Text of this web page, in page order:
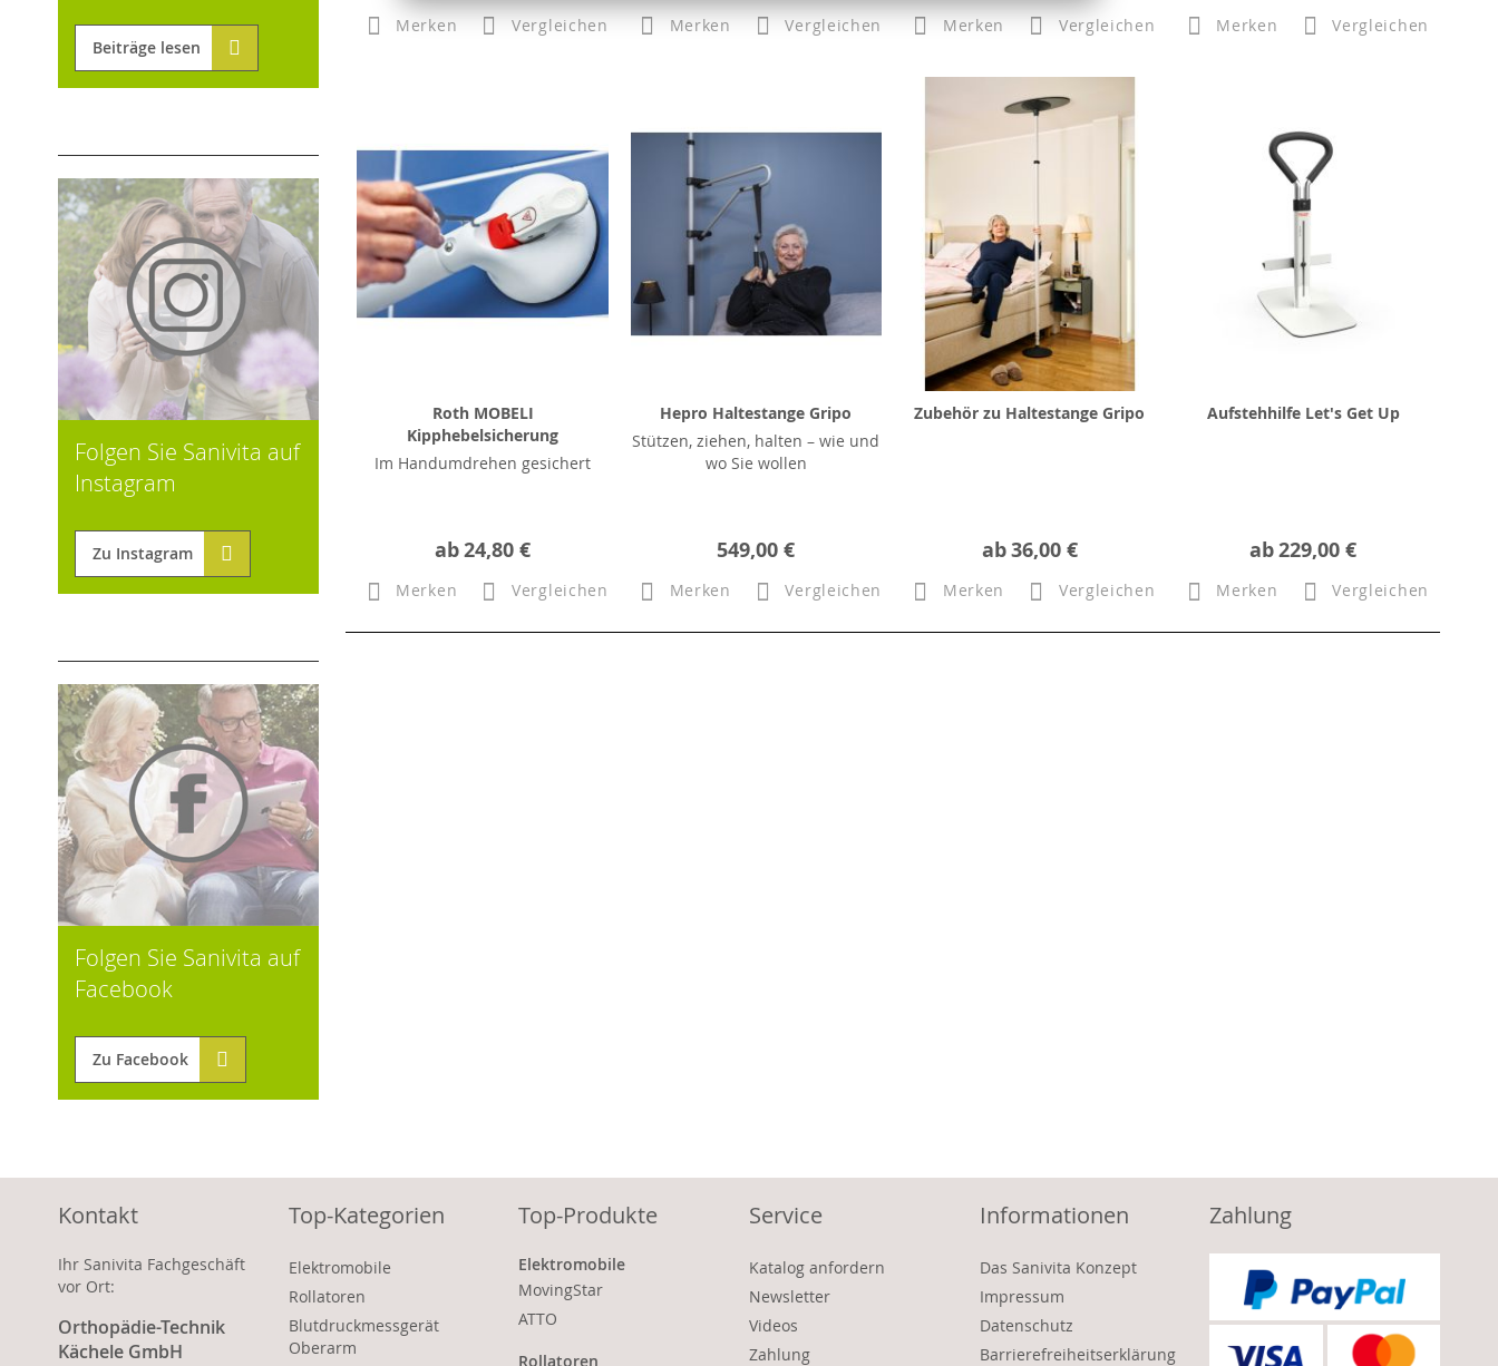
Merken Vergleichen Merken Vergleichen Merken Vergleichen Merken Vergleichen
Roth MOBELI
Kipphebelsicherung
Im Handumdrehen gesichert
ab24,80 €
Merken Vergleichen
Hepro Haltestange Gripo
Stützen, ziehen, halten – wie und
wo Sie wollen
549,00 €
Merken Vergleichen
Zubehör zu Haltestange Gripo
ab36,00 €
Merken Vergleichen
Aufstehhilfe Let's Get Up
ab229,00 €
Merken Vergleichen
Beiträge lesen
Folgen Sie Sanivita auf
Instagram
Zu Instagram
Folgen Sie Sanivita auf
Facebook
Zu Facebook
Kontakt
Ihr Sanivita Fachgeschäft
vor Ort:
Orthopädie-Technik
Kächele GmbH
Top-Kategorien
Elektromobile
Rollatoren
Blutdruckmessgerät
Oberarm
Top-Produkte
Elektromobile
MovingStar
ATTO
Rollatoren
Service
Katalog anfordern
Newsletter
Videos
Zahlung
Informationen
Das Sanivita Konzept
Impressum
Datenschutz
Barrierefreiheitserklärung
Zahlung